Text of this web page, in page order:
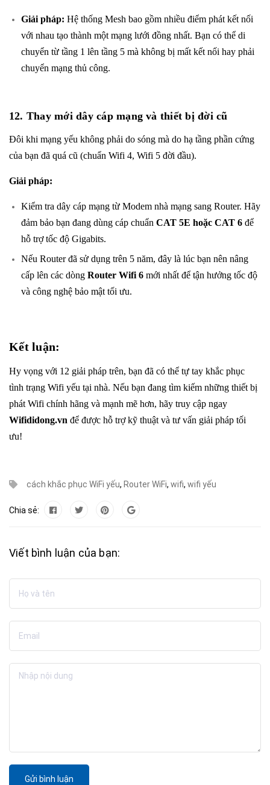
Giải pháp: Hệ thống Mesh bao gồm nhiều điểm phát kết nối
với nhau tạo thành một mạng lưới đồng nhất. Bạn có thể di
chuyển từ tầng 1 lên tầng 5 mà không bị mất kết nối hay phải
chuyển mạng thủ công.
12. Thay mới dây cáp mạng và thiết bị đời cũ
Đôi khi mạng yếu không phải do sóng mà do hạ tầng phần cứng
của bạn đã quá cũ (chuẩn Wifi 4, Wifi 5 đời đầu).
Giải pháp:
Kiểm tra dây cáp mạng từ Modem nhà mạng sang Router. Hãy
đảm bảo bạn đang dùng cáp chuẩn CAT 5E hoặc CAT 6 để
hỗ trợ tốc độ Gigabits.
Nếu Router đã sử dụng trên 5 năm, đây là lúc bạn nên nâng
cấp lên các dòng Router Wifi 6 mới nhất để tận hưởng tốc độ
và công nghệ bảo mật tối ưu.
Kết luận:
Hy vọng với 12 giải pháp trên, bạn đã có thể tự tay khắc phục
tình trạng Wifi yếu tại nhà. Nếu bạn đang tìm kiếm những thiết bị
phát Wifi chính hãng và mạnh mẽ hơn, hãy truy cập ngay
Wifididong.vn để được hỗ trợ kỹ thuật và tư vấn giải pháp tối
ưu!
cách khắc phục WiFi yếu, Router WiFi, wifi, wifi yếu
Chia sẻ:
Viết bình luận của bạn:
Gửi bình luận